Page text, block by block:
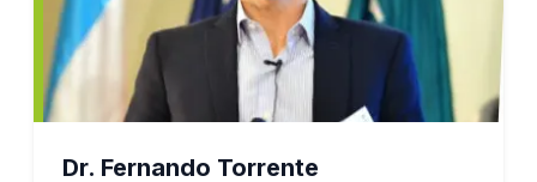
Dr. Fernando Torrente